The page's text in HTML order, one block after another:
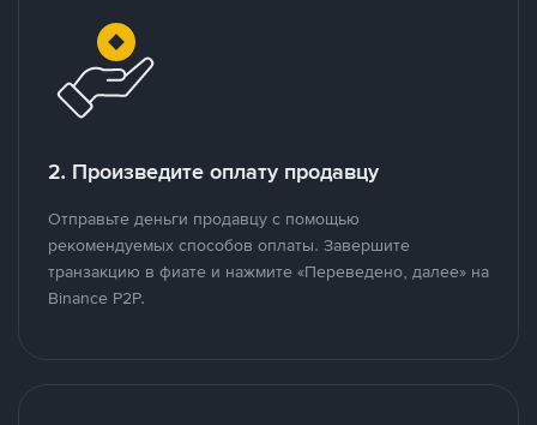
2. Произведите оплату продавцу
Отправьте деньги продавцу с помощью
рекомендуемых способов оплаты. Завершите
транзакцию в фиате и нажмите «Переведено, далее» на
Binance P2P.